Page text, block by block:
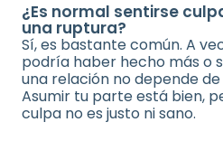
¿Es normal sentirse
una ruptura?
Sí, es bastante común. A
podría haber hecho más o
una relación no depende
Asumir tu parte está bien,
culpa no es justo ni sano.